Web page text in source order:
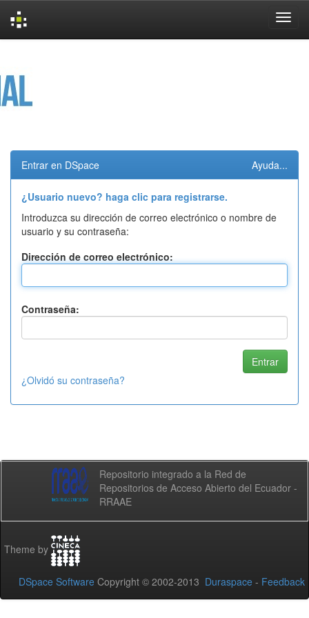
Entrar en DSpace Ayuda...
¿Usuario nuevo? haga clic para registrarse.
Introduzca su dirección de correo electrónico o nombre de
usuario y su contraseña:
Dirección de correo electrónico:
Contraseña:
¿Olvidó su contraseña?
Repositorio integrado a la Red de
Repositorios de Acceso Abierto del Ecuador -
RRAAE
Theme by
DSpace Software Copyright © 2002-2013 Duraspace - Feedback